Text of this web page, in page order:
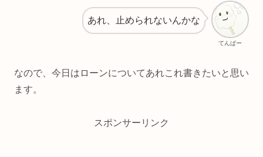
てんぱー
あれ、止められないんかな
なので、今日はローンについてあれこれ書きたいと思い
ます。
スポンサーリンク